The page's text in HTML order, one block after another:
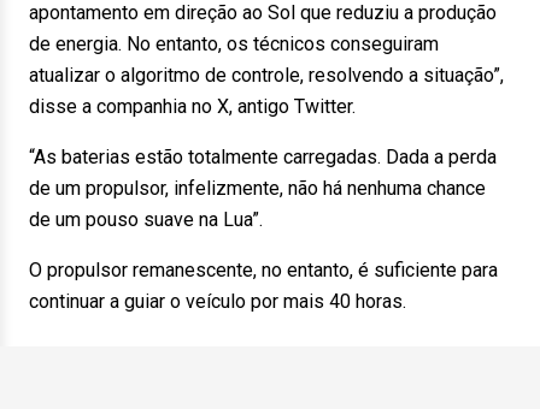
apontamento em direção ao Sol que reduziu a produção
de energia. No entanto, os técnicos conseguiram
atualizar o algoritmo de controle, resolvendo a situação”,
disse a companhia no X, antigo Twitter.
“As baterias estão totalmente carregadas. Dada a perda
de um propulsor, infelizmente, não há nenhuma chance
de um pouso suave na Lua”.
O propulsor remanescente, no entanto, é suficiente para
continuar a guiar o veículo por mais 40 horas.